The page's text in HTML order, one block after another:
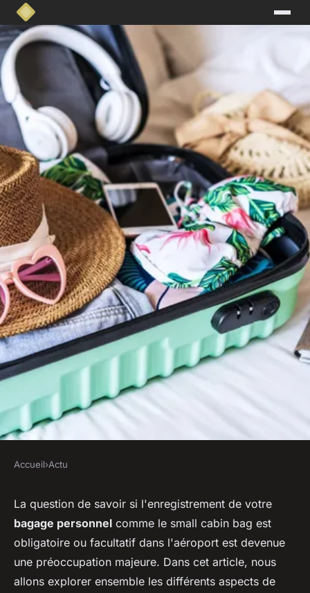
Enregistrement d'accessoire
personnel (small cabin bag) :
Obligatoire ou facultatif ?
sébastien•5 juillet 2024•2 min de lecture
Accueil›Actu
La question de savoir si l'enregistrement de votre
bagage personnel comme le small cabin bag est
obligatoire ou facultatif dans l'aéroport est devenue
une préoccupation majeure. Dans cet article, nous
allons explorer ensemble les différents aspects de